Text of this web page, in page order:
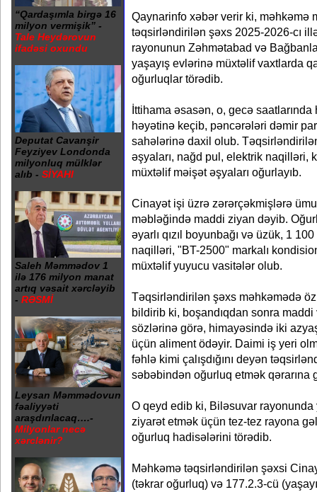
“Qardaşımla birgə 16
milyon vermişik” -
Tale Heydərovun
ifadəsi oxundu
Deputat Cavanşir
Feyziyev Londonda
milyonluq mülklər
alıb - SİYAHI
Saleh Məmmədov 1
ilə 176 milyon manat
artıq vəsait xərcləyib
- RƏSMİ
Leysan Məmmədovun
fəaliyyəti
araşdırılacaq….-
Milyonlar necə
xərclənir?
Qaynarinfo xəbər verir ki, məhkəmə
təqsirləndirilən şəxs 2025-2026-cı
rayonunun Zəhmətabad və
yaşayış evlərinə müxtəlif vaxtlarda
oğurluqlar törədib.
İttihama əsasən, o, gecə
həyətinə keçib, pəncərələri dəmir
sahələrinə daxil olub.
əşyaları, nağd pul, elektrik naqilləri,
müxtəlif məişət əşyaları oğurlayıb.
Cinayət işi üzrə zərərçəkmişlərə
məbləğində maddi ziyan dəyib.
əyarlı qızıl boyunbağı və üzük, 1
naqilləri, "BT-2500" markalı
müxtəlif yuyucu vasitələr olub.
Təqsirləndirilən şəxs məhkəmədə
bildirib ki, boşandıqdan sonra maddi
sözlərinə görə, himayəsində iki
üçün aliment ödəyir. Daimi iş yeri
fəhlə kimi çalışdığını deyən
səbəbindən oğurluq etmək qərarına
O qeyd edib ki, Biləsuvar
ziyarət etmək üçün tez-tez rayona
oğurluq hadisələrini törədib.
Məhkəmə təqsirləndirilən şəxsi
(təkrar oğurluq) və 177.2.3-cü